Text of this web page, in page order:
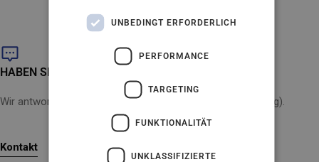
Reinigungsgerät, sondern zwei.
HABEN SIE EINE FRAGE?
Wir antworten innerhalb von 24 Stunden (Montag bis Freitag).
Kontakt
ENGLISH
UNBEDINGT ERFORDERLICH
PERFORMANCE
TARGETING
FUNKTIONALITÄT
UNKLASSIFIZIERTE